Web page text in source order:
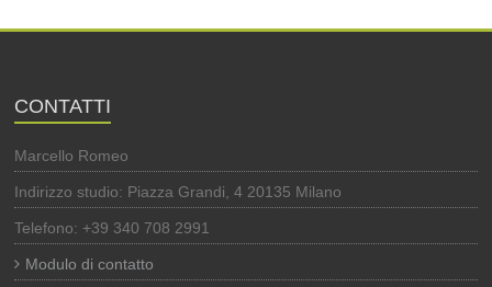
CONTATTI
Marcello Romeo
Indirizzo studio: Piazza Grandi, 4 20135 Milano
Telefono: +39 340 708 2991
Modulo di contatto